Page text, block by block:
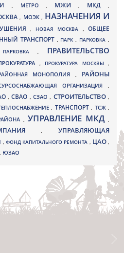
, МЕТРО , МЖИ, МКД ,
, МОЭК , НАЗНАЧЕНИЯ И
, НОВАЯ МОСКВА ,ОБЩЕЕ
ТРАНСПОРТ , ПАРК, ПАРКОВКА ,
ПАРКОВКА , ПРАВИТЕЛЬСТВО
, ПРОКУРАТУРА МОСКВЫ ,
МОНОПОЛИЯ , РАЙОНЫ
ОРГАНИЗАЦИЯ ,
,СВАО ,СЗАО, СТРОИТЕЛЬСТВО,
, ТРАНСПОРТ , ТСЖ ,
, УПРАВЛЕНИЕ МКД ,
,УПРАВЛЯЮЩАЯ
, ФОНД КАПИТАЛЬНОГО РЕМОНТА , ЦАО,
, ЮЗАО